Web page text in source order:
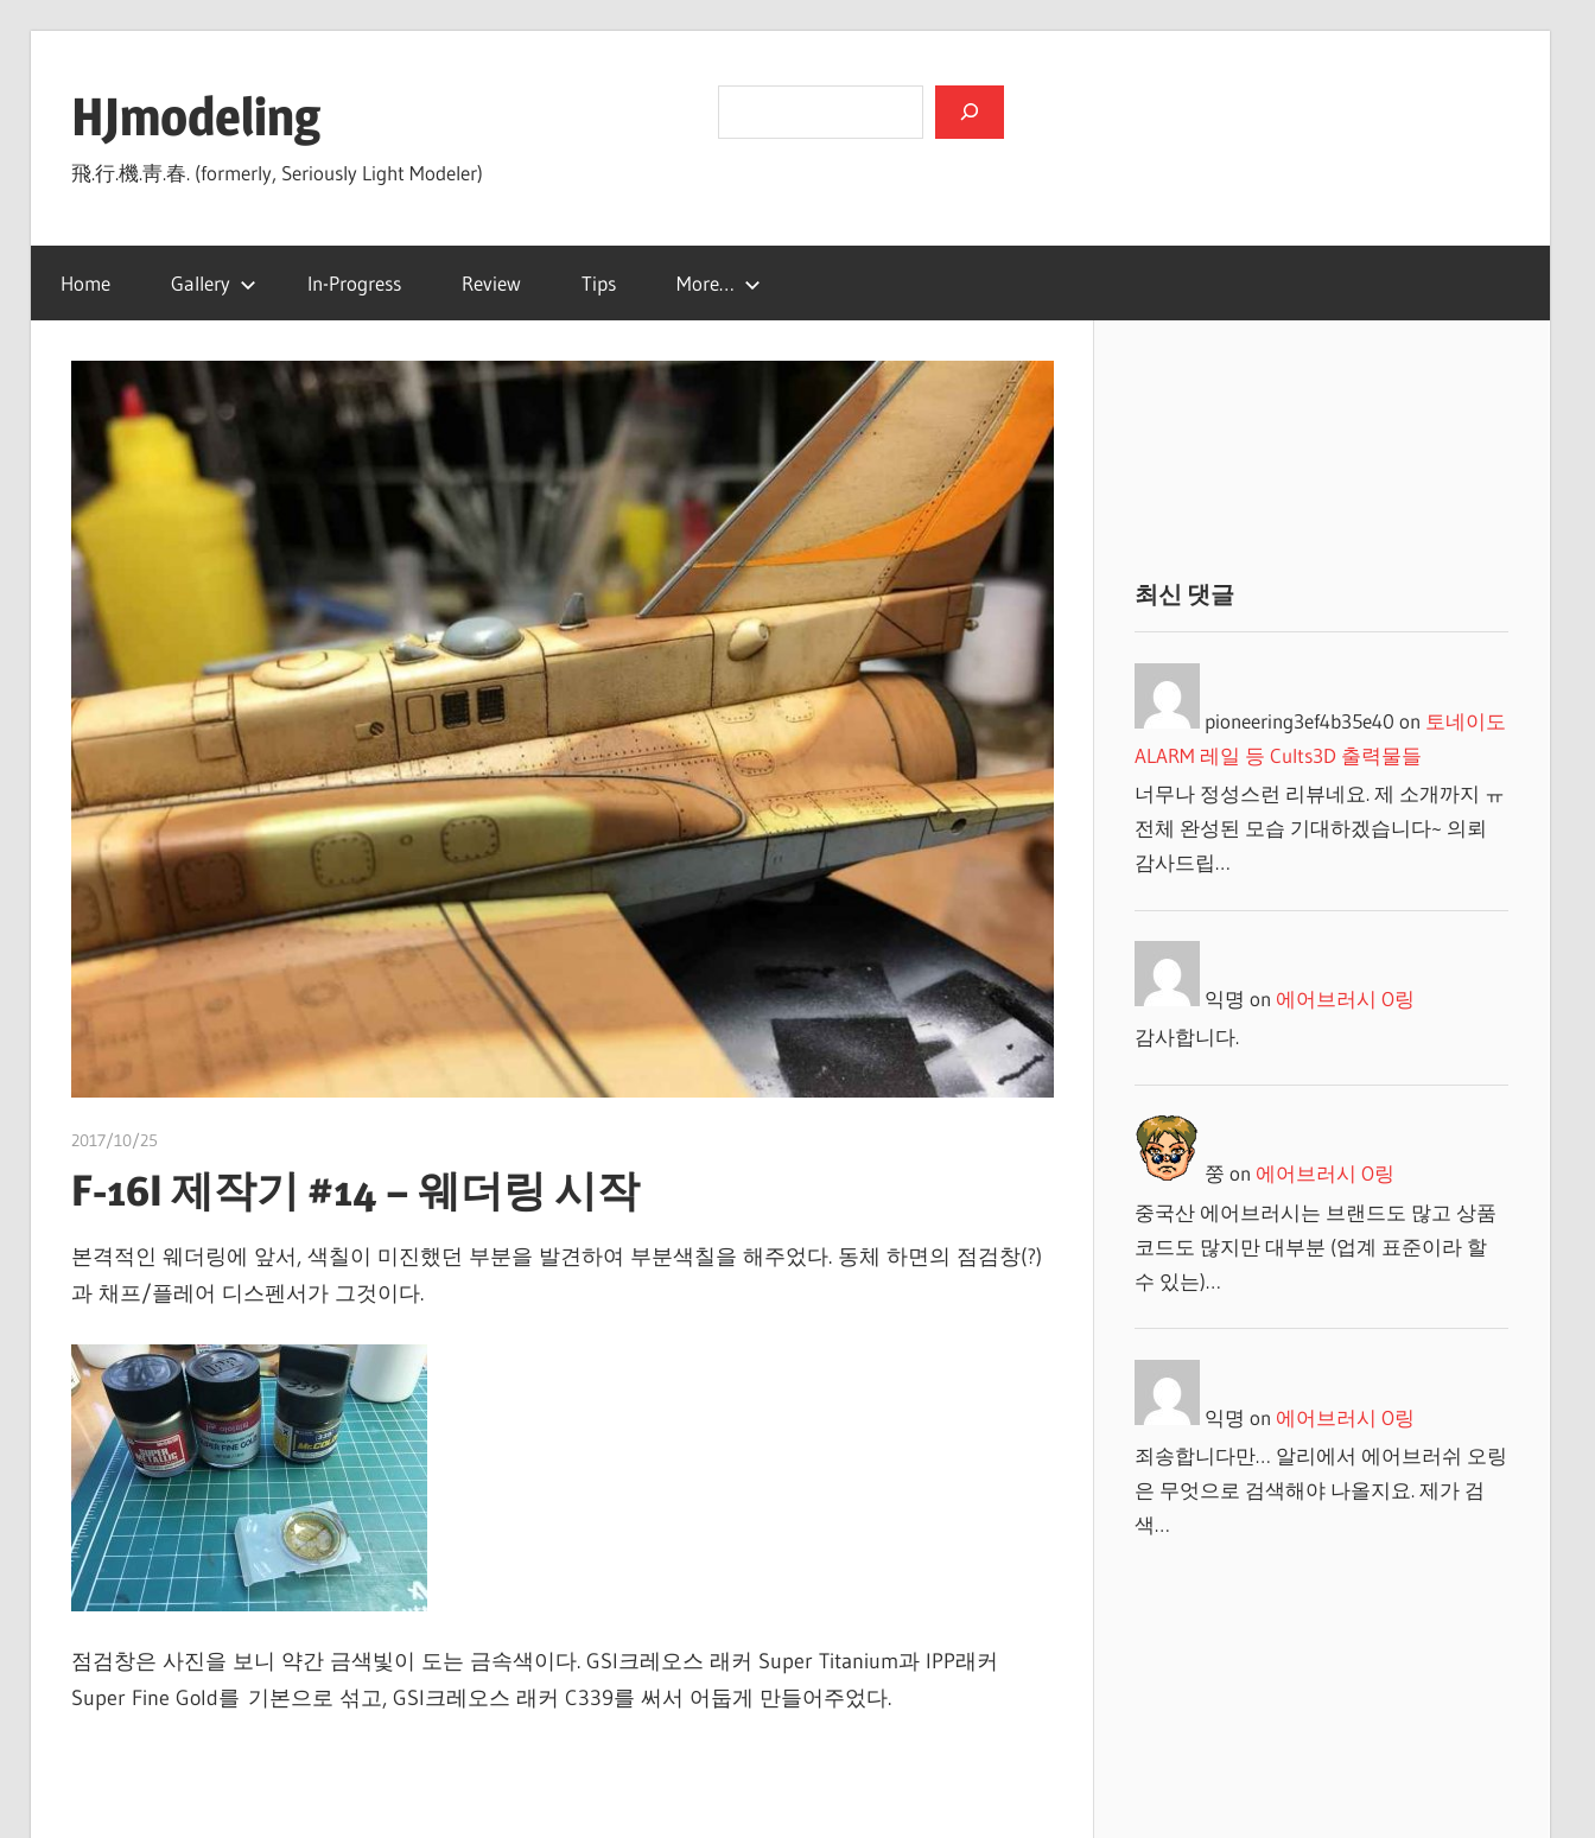
contentHJmodeling
飛.行.機.靑.春. (formerly, Seriously Light Modeler)
Home Gallery In-Progress Review Tips More…
2017/10/25
F-16I 제작기 #14 – 웨더링 시작
본격적인 웨더링에 앞서, 색칠이 미진했던 부분을 발견하여 부분색칠을 해주었다. 동체 하면의 점검창(?)
과 채프/플레어 디스펜서가 그것이다.
점검창은 사진을 보니 약간 금색빛이 도는 금속색이다. GSI크레오스 래커 Super Titanium과 IPP래커
Super Fine Gold를 기본으로 섞고, GSI크레오스 래커 C339를 써서 어둡게 만들어주었다.
최신 댓글
pioneering3ef4b35e40 on 토네이도
ALARM 레일 등 Cults3D 출력물들
너무나 정성스런 리뷰네요. 제 소개까지 ㅠ
전체 완성된 모습 기대하겠습니다~ 의뢰
감사드립…
익명 on 에어브러시 O링
감사합니다.
쭝 on 에어브러시 O링
중국산 에어브러시는 브랜드도 많고 상품
코드도 많지만 대부분 (업계 표준이라 할
수 있는)…
익명 on 에어브러시 O링
죄송합니다만… 알리에서 에어브러쉬 오링
은 무엇으로 검색해야 나올지요. 제가 검
색…